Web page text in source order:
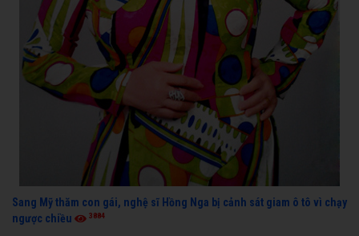
Sang Mỹ thăm con gái, nghệ sĩ Hồng Nga bị cảnh sát giam ô tô vì chạy
ngược chiều
3884